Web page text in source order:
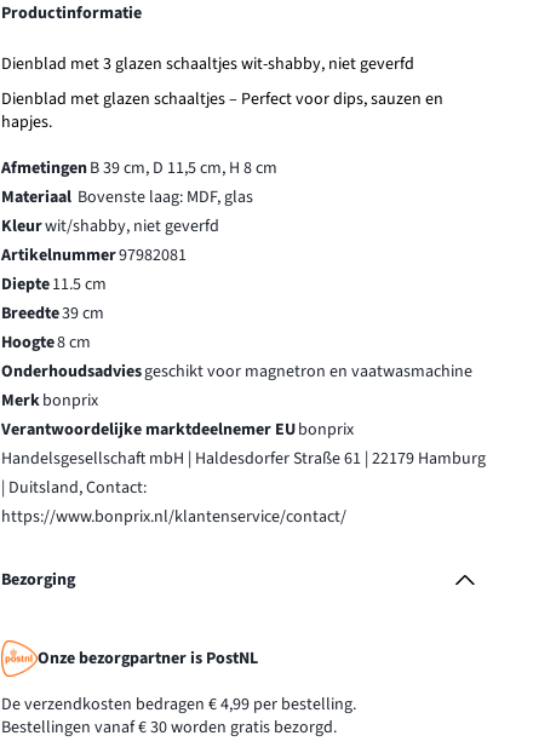
Productinformatie
Dienblad met 3 glazen schaaltjes wit-shabby, niet geverfd
Dienblad met glazen schaaltjes – Perfect voor dips, sauzen en
hapjes.
AfmetingenB 39 cm, D 11,5 cm, H 8 cm
Materiaal Bovenste laag: MDF, glas
Kleurwit/shabby, niet geverfd
Artikelnummer97982081
Diepte11.5 cm
Breedte39 cm
Hoogte8 cm
Onderhoudsadviesgeschikt voor magnetron en vaatwasmachine
Merkbonprix
Verantwoordelijke marktdeelnemer EUbonprix
Handelsgesellschaft mbH | Haldesdorfer Straße 61 | 22179 Hamburg
| Duitsland, Contact:
https://www.bonprix.nl/klantenservice/contact/
Bezorging
Onze bezorgpartner is PostNL
De verzendkosten bedragen € 4,99 per bestelling.
Bestellingen vanaf € 30 worden gratis bezorgd.